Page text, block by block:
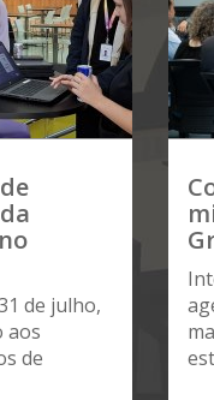
de julho,
aos
de